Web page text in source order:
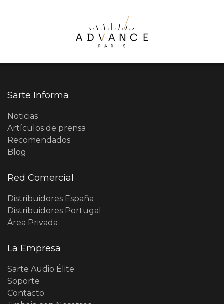
Sarte Informa
Noticias
Artículos de prensa
Recomendados
Blog
Red Comercial
Distribuidores España
Distribuidores Portugal
Área Privada
La Empresa
Sarte Audio Élite
Soporte
Contacto